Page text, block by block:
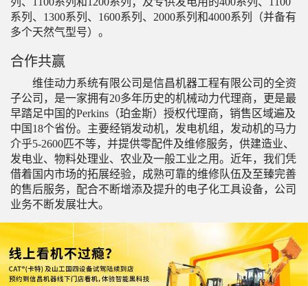
系列、1300系列、1600系列、2000系列和4000系列（并备有
多个天然气型号）。
合作共赢
维佳动力系统有限公司是信昌机器工程有限公司的全资
子公司，是一家拥有20多年历史的机械动力代理商，更是最
早踏足中国的Perkins（珀金斯）授权代理商，销售区域遍及
中国18个省份。主要经销发动机，发电机组，发动机的马力
介乎5-2600匹不等，并提供零配件及维修服务，供建造业、
发电业、物料处理业、农业及一般工业之用。近年，我们凭
借着国内市场的拓展经验，成熟可靠的维修队伍及至臻完善
的售后服务，配合不断增添及提升的电子化工具设备，公司
业务不断发展壮大。
广西壮族自治区贵港市用户 130****4512咨询了【卡特307】卡
广东省广州市用户 135****8630咨询了轮式装载机的价格
四川省成都市用户 173****0019咨询了卡特中型挖掘机【国四】
用户 176****1977咨询了卡特彼勒349的价格
山东省青岛市用户 131****3989咨询了中型挖掘机的价格
广东省佛山市用户 199****9371咨询了卡特大型挖掘机【国四】
山东省济宁市用户 150****9932咨询了CAt320的价格
广西壮族自治区玉林市用户 150****6996咨询了卡特中型挖掘机
湖南省常德市用户 132****8588咨询了卡特355的价格
江西省九江市用户 188****1650咨询了卡特330GC的价格
广东省佛山市用户 183****3726咨询了卡特彼勒320的价格
广西壮族自治区贵港市用户 157****1603咨询了卡特轮式挖掘机